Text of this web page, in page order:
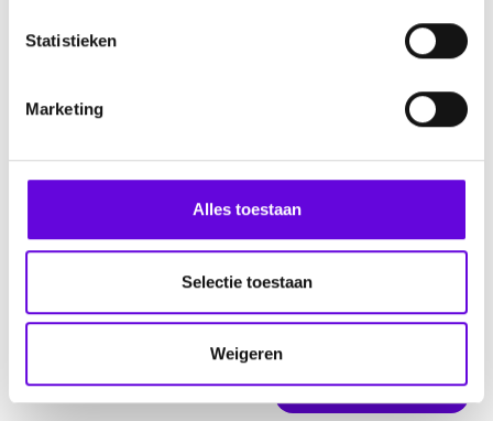
Statistieken
Marketing
Alles toestaan
Selectie toestaan
Weigeren
Doneer